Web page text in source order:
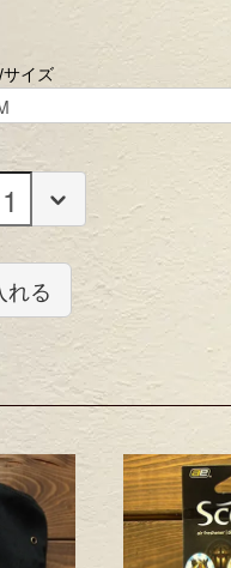
サイズ
れる